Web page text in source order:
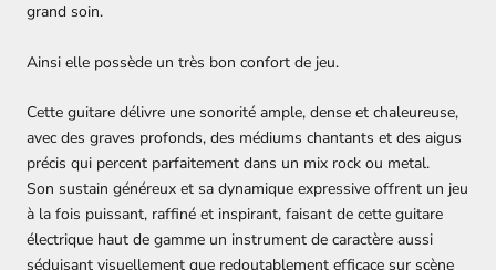
grand soin.
Ainsi elle possède un très bon confort de jeu.
Cette guitare délivre une sonorité ample, dense et chaleureuse,
avec des graves profonds, des médiums chantants et des aigus
précis qui percent parfaitement dans un mix rock ou metal.
Son sustain généreux et sa dynamique expressive offrent un jeu
à la fois puissant, raffiné et inspirant, faisant de cette guitare
électrique haut de gamme un instrument de caractère aussi
séduisant visuellement que redoutablement efficace sur scène